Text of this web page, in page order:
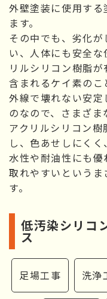
外壁塗装に使用す
ます。
その中でも、劣化
い、人体にも安全
リルシリコン樹脂
含まれるケイ素の
外線で壊れない安
のなので、さまざま
アクリルシリコン
し、色あせしにく
水性や耐油性にも優
取れやすいという
す。
低汚染シリコ
ス
足場工事 洗浄